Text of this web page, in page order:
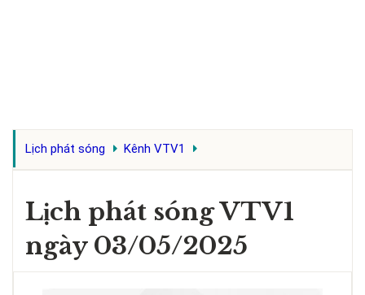
Lịch phát sóng Kênh VTV1
Lịch phát sóng VTV1
ngày 03/05/2025